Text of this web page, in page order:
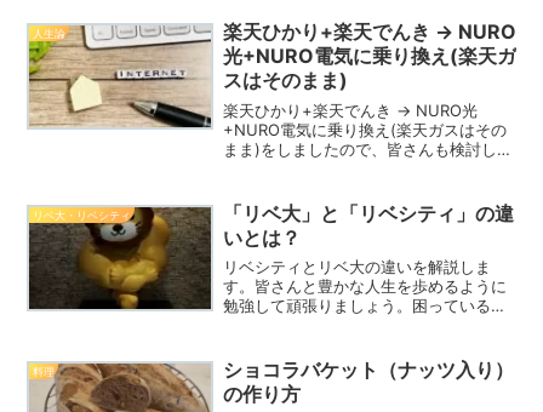
最終70ｋｇジャストまで下げました。
人生論
楽天ひかり+楽天でんき → NURO
光+NURO電気に乗り換え(楽天ガ
スはそのまま)
楽天ひかり+楽天でんき → NURO光
+NURO電気に乗り換え(楽天ガスはその
まま)をしましたので、皆さんも検討して
ば、更にお得です。
リベ大・リベシティ
「リベ大」と「リベシティ」の違
いとは？
リベシティとリベ大の違いを解説しま
す。皆さんと豊かな人生を歩めるように
勉強して頑張りましょう。困っているこ
料理
ショコラバケット（ナッツ入り）
の作り方